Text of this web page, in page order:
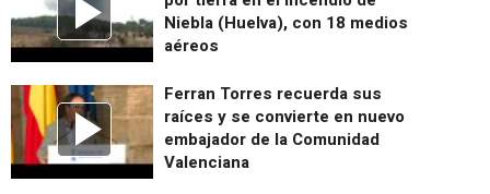
Niebla (Huelva), con 18 medios
aéreos
Ferran Torres recuerda sus
raíces y se convierte en nuevo
embajador de la Comunidad
Valenciana